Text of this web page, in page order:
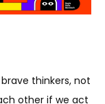
thinkers, not
other if we act